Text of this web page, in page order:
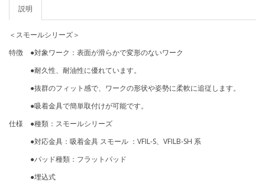
説明
＜スモールシリーズ＞
特徴 ●対象ワーク：表面が滑らかで変形のないワーク
●耐久性、耐油性に優れています。
●抜群のフィット感で、ワークの形状や姿勢に柔軟に追従します。
●吸着金具で簡単取付けが可能です。
仕様 ●種類：スモールシリーズ
●対応金具：吸着金具 スモール ：VFIL-S、VFILB-SH 系
●パッド種類：フラットパッド
●埋込式